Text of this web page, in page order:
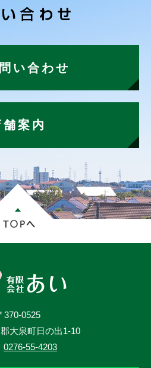
い合わせ
舗案内
370-0525
大泉町日の出1-10
0276-55-4203